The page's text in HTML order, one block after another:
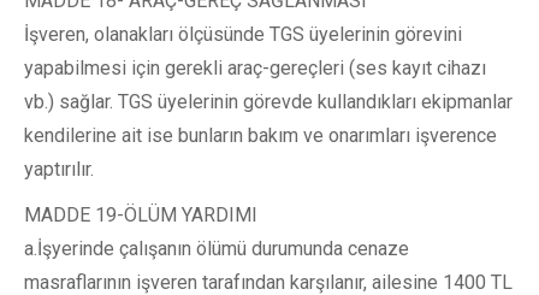
İşveren, olanakları ölçüsünde TGS üyelerinin görevini
yapabilmesi için gerekli araç-gereçleri (ses kayıt cihazı
vb.) sağlar. TGS üyelerinin görevde kullandıkları ekipmanlar
kendilerine ait ise bunların bakım ve onarımları işverence
yaptırılır.
MADDE 19-ÖLÜM YARDIMI
a.İşyerinde çalışanın ölümü durumunda cenaze
masraflarının işveren tarafından karşılanır, ailesine 1400 TL